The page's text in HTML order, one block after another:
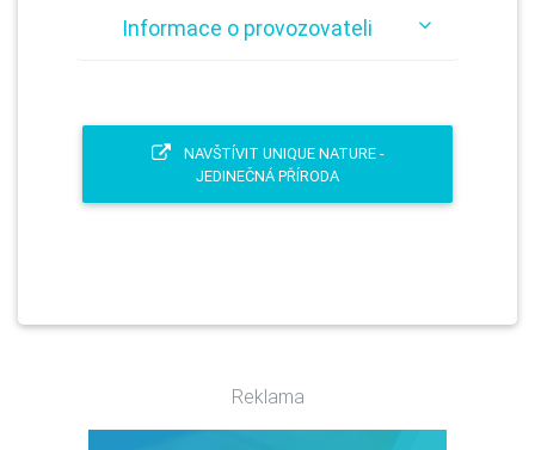
Informace o provozovateli
NAVŠTÍVIT UNIQUE NATURE -
JEDINEČNÁ PŘÍRODA
Reklama